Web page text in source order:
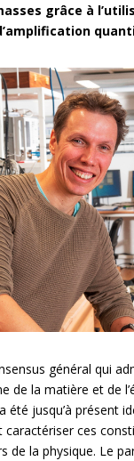
grâce à
général qui
de la matière et de
été jusqu’à présent
caractériser ces
de la physique. Le